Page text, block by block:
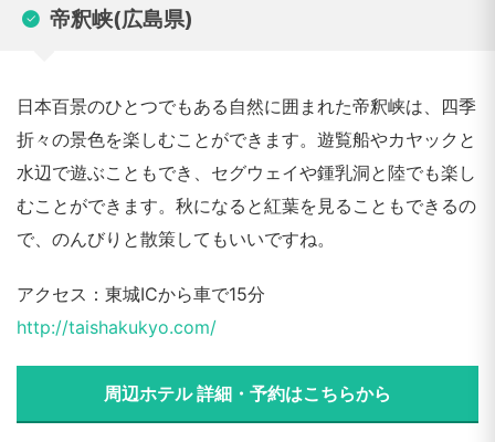
帝釈峡(広島県)
日本百景のひとつでもある自然に囲まれた帝釈峡は、四季
折々の景色を楽しむことができます。遊覧船やカヤックと
水辺で遊ぶこともでき、セグウェイや鍾乳洞と陸でも楽し
むことができます。秋になると紅葉を見ることもできるの
で、のんびりと散策してもいいですね。
アクセス：東城ICから車で15分
http://taishakukyo.com/
周辺ホテル 詳細・予約はこちらから